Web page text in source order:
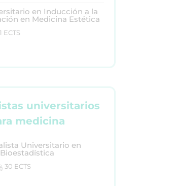
en Inducción a la
en Medicina Estética
1 ECTS
universitarios
medicina
Universitario en
Bioestadística
30 ECTS